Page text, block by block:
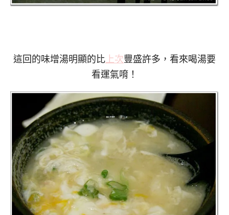
這回的味增湯明顯的比 上次豐盛許多，看來喝湯要
看運氣唷！